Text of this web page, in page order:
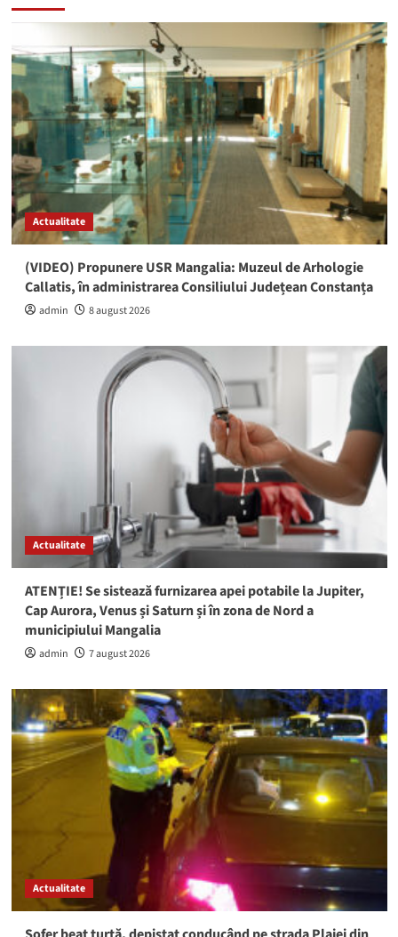
Actualitate
(VIDEO) Propunere USR Mangalia: Muzeul de Arhologie
Callatis, în administrarea Consiliului Județean Constanța
admin 8 august 2026
Actualitate
ATENȚIE! Se sistează furnizarea apei potabile la Jupiter,
Cap Aurora, Venus și Saturn și în zona de Nord a
municipiului Mangalia
admin 7 august 2026
Actualitate